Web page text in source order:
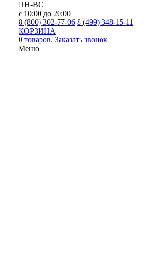
ПН-ВС
с 10:00 до 20:00
8 (800) 302-77-06 8 (499) 348-15-11
КОРЗИНА
0 товаров. Заказать звонок
Меню